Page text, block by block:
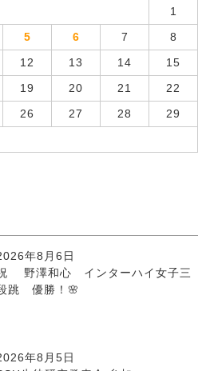
1
5 6 7 8
12 13 14 15
19 20 21 22
26 27 28 29
年8月6日
野澤和心 インターハイ女子三
跳 優勝！🌸
年8月5日